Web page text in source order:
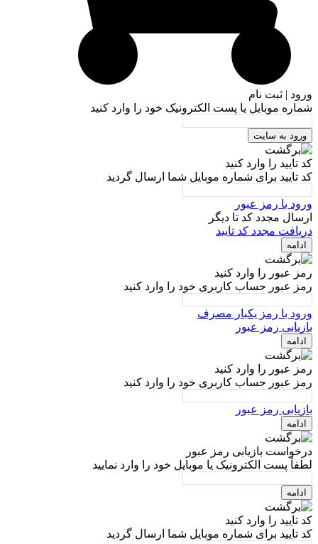
ورود | ثبت نام
شماره موبایل یا پست الکترونیک خود را وارد کنید
ورود به سایت
کد تایید را وارد کنید
کد تایید برای شماره موبایل شما ارسال گردید
ورود با رمز عبور
ارسال مجدد کد تا دیگر
دریافت مجدد کد تایید
ادامه
رمز عبور را وارد کنید
رمز عبور حساب کاربری خود را وارد کنید
ورود با رمز یکبار مصرف
بازیابی رمز عبور
ادامه
رمز عبور را وارد کنید
رمز عبور حساب کاربری خود را وارد کنید
بازیابی رمز عبور
ادامه
درخواست بازیابی رمز عبور
لطفاً پست الکترونیک یا موبایل خود را وارد نمایید
ادامه
کد تایید را وارد کنید
کد تایید برای شماره موبایل شما ارسال گردید